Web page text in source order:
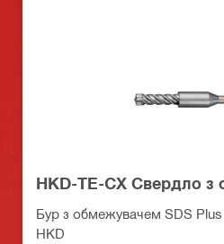
HKD-TE-CX Свердло з
Бур з обмежувачем SDS Plus
HKD